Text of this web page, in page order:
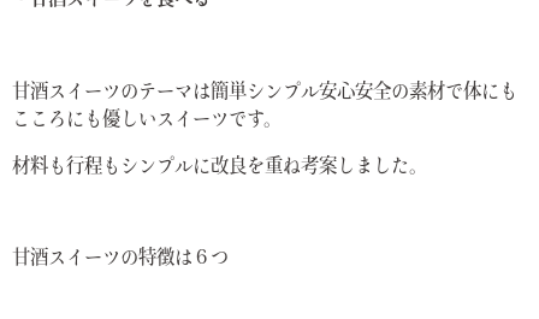
甘酒スイーツのテーマは簡単シンプル安心安全の素材で体にも
こころにも優しいスイーツです。
材料も行程もシンプルに改良を重ね考案しました。
甘酒スイーツの特徴は６つ